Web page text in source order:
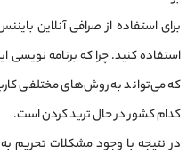
برای استفاده از صرافی آنلاین
استفاده کنید. چرا که برنامه
که می‌تواند به روش‌های مختلفی
کدام کشور در حال ترید کردن است.
در نتیجه با وجود مشکلات تحریم به